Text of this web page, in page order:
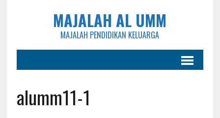
MAJALAH AL UMM
MAJALAH PENDIDIKAN KELUARGA
alumm11-1